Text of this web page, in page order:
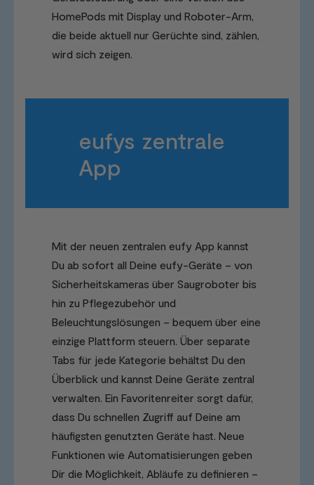
HomePods mit Display und Roboter-Arm,
die beide aktuell nur Gerüchte sind, zählen,
wird sich zeigen.
eufys zentrale
App
Mit der neuen zentralen eufy App kannst
Du ab sofort all Deine eufy-Geräte – von
Sicherheitskameras über Saugroboter bis
hin zu Pflegezubehör und
Beleuchtungslösungen – bequem über eine
einzige Plattform steuern. Über separate
Tabs für jede Kategorie behältst Du den
Überblick und kannst Deine Geräte zentral
verwalten. Ein Favoritenreiter sorgt dafür,
dass Du schnellen Zugriff auf Deine am
häufigsten genutzten Geräte hast. Neue
Funktionen wie Automatisierungen geben
Dir die Möglichkeit, Abläufe zu definieren –